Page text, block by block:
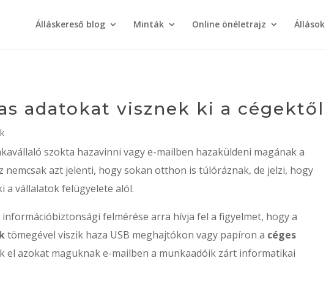
Álláskereső blog Minták Online önéletrajz Állások
adatokat visznek ki a
szokta hazavinni vagy e-mailben hazaküldeni magának a
nemcsak azt jelenti, hogy sokan otthon is túlóráznak, de jelzi, hogy
a vállalatok felügyelete alól.
felmérése arra hívja fel a figyelmet, hogy a
tömegével viszik haza USB meghajtókon vagy papíron a céges
el azokat maguknak e-mailben a munkaadóik zárt informatikai